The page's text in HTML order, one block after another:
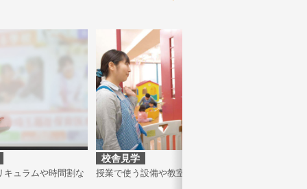
キュラムや時間割な
校舎見学
授業で使う設備や教室を見学できます。